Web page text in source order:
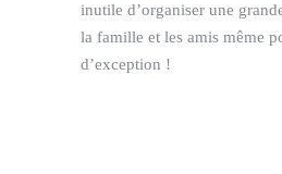
inutile d’organiser une
la famille et les amis même
d’exception !